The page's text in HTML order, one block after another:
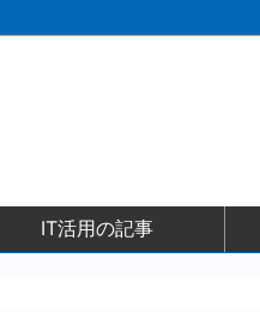
IT活用の記事